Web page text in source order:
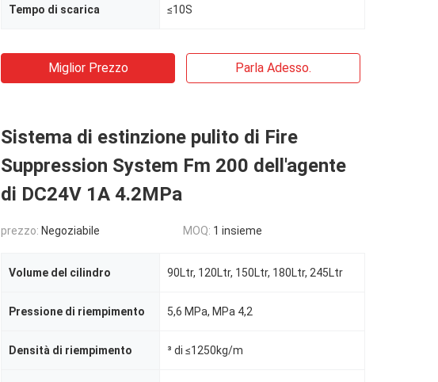
Tempo di scarica ≤10S
Miglior Prezzo Parla Adesso.
Sistema di estinzione pulito di Fire
Suppression System Fm 200 dell'agente
di DC24V 1A 4.2MPa
prezzo: Negoziabile MOQ: 1 insieme
Volume del cilindro 90Ltr, 120Ltr, 150Ltr, 180Ltr, 245Ltr
Pressione di riempimento 5,6 MPa, MPa 4,2
Densità di riempimento ³ di ≤1250kg/m